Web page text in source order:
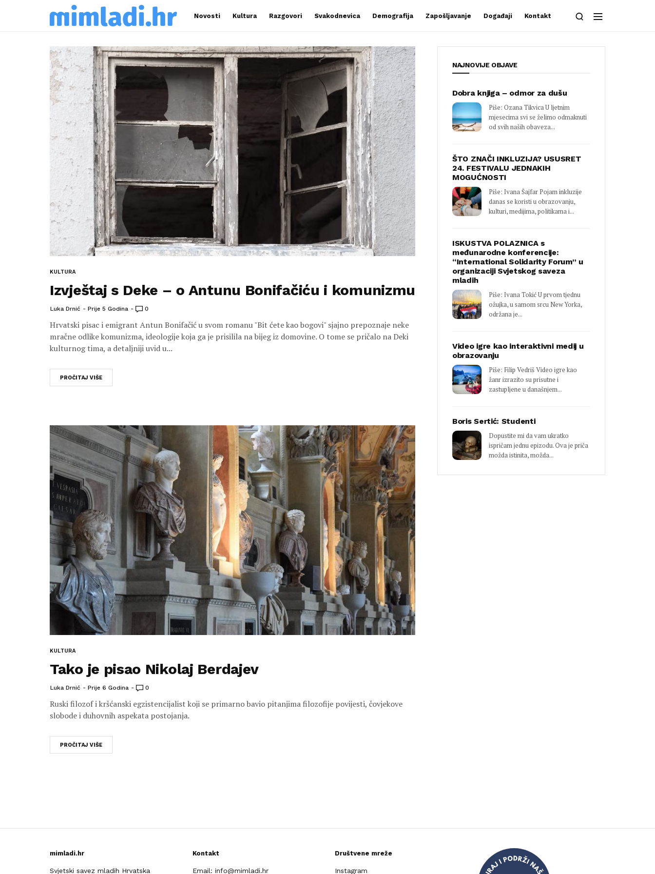
Novosti Kultura Razgovori Svakodnevica Demografija Zapošljavanje Događaji Kontakt
KULTURA
Izvještaj s Deke – o Antunu Bonifačiću i komunizmu
Luka Drnić Prije 5 Godina 0
Hrvatski pisac i emigrant Antun Bonifačić u svom romanu "Bit ćete kao bogovi" sjajno prepoznaje neke
mračne odlike komunizma, ideologije koja ga je prisilila na bijeg iz domovine. O tome se pričalo na Deki
kulturnog tima, a detaljniji uvid u...
PROČITAJ VIŠE
KULTURA
Tako je pisao Nikolaj Berdajev
Luka Drnić Prije 6 Godina 0
Ruski filozof i kršćanski egzistencijalist koji se primarno bavio pitanjima filozofije povijesti, čovjekove
slobode i duhovnih aspekata postojanja.
PROČITAJ VIŠE
NAJNOVIJE OBJAVE
Dobra knjiga – odmor za dušu
Piše: Ozana Tikvica U ljetnim
mjesecima svi se želimo odmaknuti
od svih naših obaveza...
ŠTO ZNAČI INKLUZIJA? USUSRET
24. FESTIVALU JEDNAKIH
MOGUĆNOSTI
Piše: Ivana Šajfar Pojam inkluzije
danas se koristi u obrazovanju,
kulturi, medijima, politikama i...
ISKUSTVA POLAZNICA s
međunarodne konferencije:
“International Solidarity Forum” u
organizaciji Svjetskog saveza
mladih
Piše: Ivana Tokić U prvom tjednu
ožujka, u samom srcu New Yorka,
održana je...
Video igre kao interaktivni medij u
obrazovanju
Piše: Filip Vedriš Video igre kao
žanr izrazito su prisutne i
zastupljene u današnjem...
Boris Sertić: Studenti
Dopustite mi da vam ukratko
ispričam jednu epizodu. Ova je priča
možda istinita, možda...
mimladi.hr
Svjetski savez mladih Hrvatska
Kontakt
Email: info@mimladi.hr
Društvene mreže
Instagram